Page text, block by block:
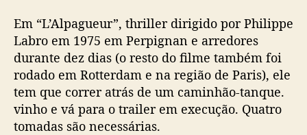
Em “L’Alpagueur”, thriller dirigido por Philippe
Labro em 1975 em Perpignan e arredores
durante dez dias (o resto do filme também foi
rodado em Rotterdam e na região de Paris), ele
tem que correr atrás de um caminhão-tanque.
vinho e vá para o trailer em execução. Quatro
tomadas são necessárias.